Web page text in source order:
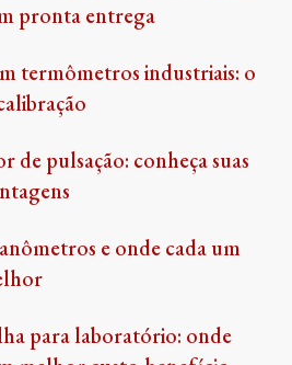
pronta entrega
termômetros industriais: o
de pulsação: conheça suas
e onde cada um
para laboratório: onde